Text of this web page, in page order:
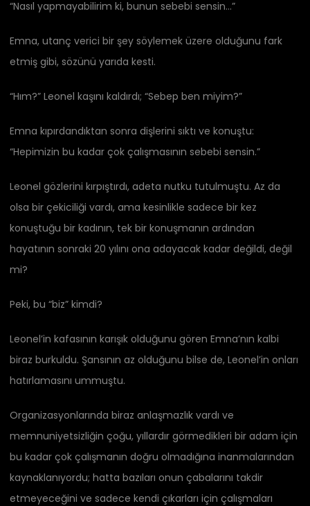
“Nasıl yapmayabilirim ki, bunun sebebi sensin…”
Emna, utanç verici bir şey söylemek üzere olduğunu fark
etmiş gibi, sözünü yarıda kesti.
“Hım?” Leonel kaşını kaldırdı; “Sebep ben miyim?”
Emna kıpırdandıktan sonra dişlerini sıktı ve konuştu:
“Hepimizin bu kadar çok çalışmasının sebebi sensin.”
Leonel gözlerini kırpıştırdı, adeta nutku tutulmuştu. Az da
olsa bir çekiciliği vardı, ama kesinlikle sadece bir kez
konuştuğu bir kadının, tek bir konuşmanın ardından
hayatının sonraki 20 yılını ona adayacak kadar değildi, değil
mi?
Peki, bu “biz” kimdi?
Leonel’in kafasının karışık olduğunu gören Emna’nın kalbi
biraz burkuldu. Şansının az olduğunu bilse de, Leonel’in onları
hatırlamasını ummuştu.
Organizasyonlarında biraz anlaşmazlık vardı ve
memnuniyetsizliğin çoğu, yıllardır görmedikleri bir adam için
bu kadar çok çalışmanın doğru olmadığına inanmalarından
kaynaklanıyordu; hatta bazıları onun çabalarını takdir
etmeyeceğini ve sadece kendi çıkarları için çalışmaları